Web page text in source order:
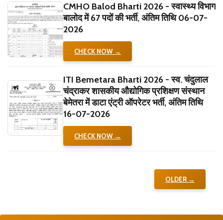
CMHO Balod Bharti 2026 - स्वास्थ्य विभाग
बालोद में 67 पदों की भर्ती, अंतिम तिथि 06-07-
2026
CHECK NOW →
ITI Bemetara Bharti 2026 - स्व. चंदुलाल
चंद्राकर शासकीय औद्योगिक प्रशिक्षण संस्थान
बेमेतरा में डाटा एंट्री ऑपरेटर भर्ती, अंतिम तिथि
16-07-2026
CHECK NOW →
OLDER →